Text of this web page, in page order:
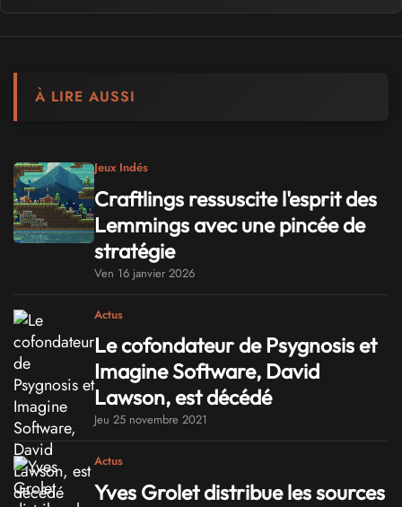
À LIRE AUSSI
Jeux Indés
Craftlings ressuscite l'esprit des
Lemmings avec une pincée de
stratégie
Ven 16 janvier 2026
Actus
Le cofondateur de Psygnosis et
Imagine Software, David
Lawson, est décédé
Jeu 25 novembre 2021
Actus
Yves Grolet distribue les sources